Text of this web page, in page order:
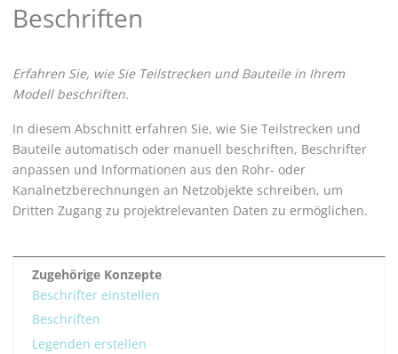
Beschriften
Erfahren Sie, wie Sie Teilstrecken und Bauteile in Ihrem
Modell beschriften.
In diesem Abschnitt erfahren Sie, wie Sie Teilstrecken und
Bauteile automatisch oder manuell beschriften, Beschrifter
anpassen und Informationen aus den Rohr- oder
Kanalnetzberechnungen an Netzobjekte schreiben, um
Dritten Zugang zu projektrelevanten Daten zu ermöglichen.
Zugehörige Konzepte
Beschrifter einstellen
Beschriften
Legenden erstellen